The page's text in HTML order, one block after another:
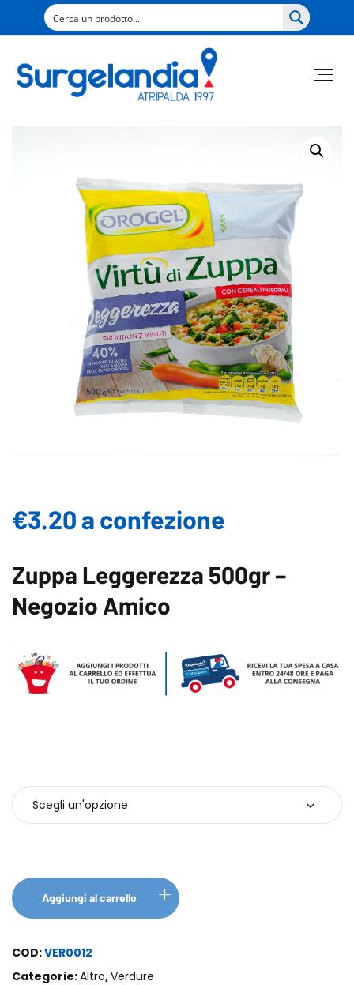
€3.20 a confezione
Zuppa Leggerezza 500gr –
Negozio Amico
Aggiungi al carrello
COD:VER0012
Categorie:Altro,Verdure